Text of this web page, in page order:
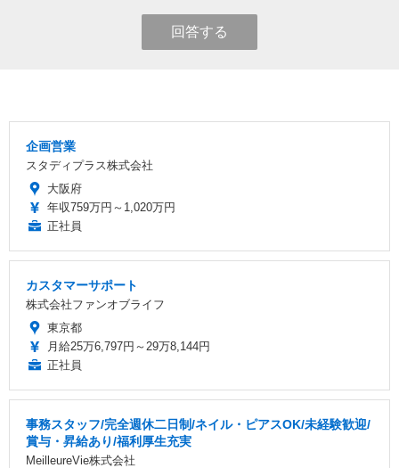
回答する
企画営業
スタディプラス株式会社
大阪府
年収759万円～1,020万円
正社員
カスタマーサポート
株式会社ファンオブライフ
東京都
月給25万6,797円～29万8,144円
正社員
事務スタッフ/完全週休二日制/ネイル・ピアスOK/未経験歓迎/
賞与・昇給あり/福利厚生充実
MeilleureVie株式会社